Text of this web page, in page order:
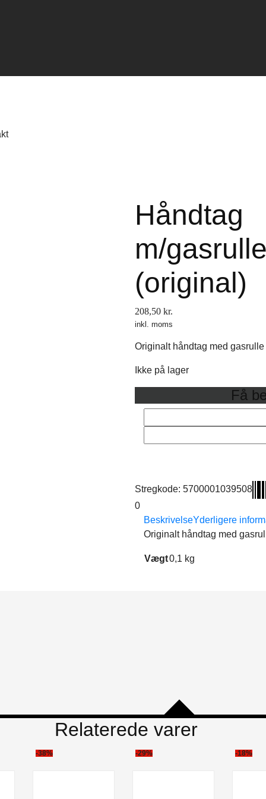
Håndtag
m/
(original)
208,50 kr.
inkl. moms
Originalt håndtag med gasrulle
Ikke på lager
Få
Stregkode: 5700001039508
0
BeskrivelseYderligere
Originalt håndtag med
Vægt0,1 kg
Relaterede varer
-38% -29% -18%